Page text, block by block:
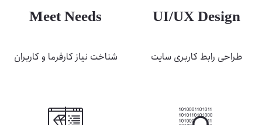
UI/UX Design
طراحی رابط کاربری سایت
Meet Needs
شناخت نیاز کارفرما و کاربران